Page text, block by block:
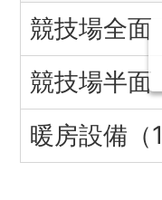
の
競技場全面
競技場半面
暖房設備（1